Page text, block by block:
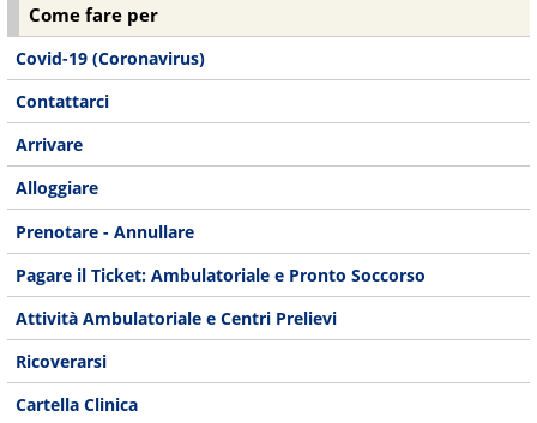
Come fare per
Covid-19 (Coronavirus)
Contattarci
Arrivare
Alloggiare
Prenotare - Annullare
Pagare il Ticket: Ambulatoriale e Pronto Soccorso
Attività Ambulatoriale e Centri Prelievi
Ricoverarsi
Cartella Clinica